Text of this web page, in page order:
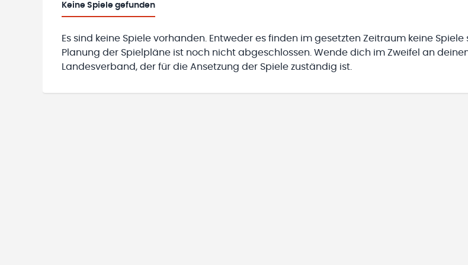
Keine Spiele gefunden
Es sind keine Spiele vorhanden. Entweder es finden im gesetzten Zeitraum keine
Planung der Spielpläne ist noch nicht abgeschlossen. Wende dich im Zweifel an
Landesverband, der für die Ansetzung der Spiele zuständig ist.